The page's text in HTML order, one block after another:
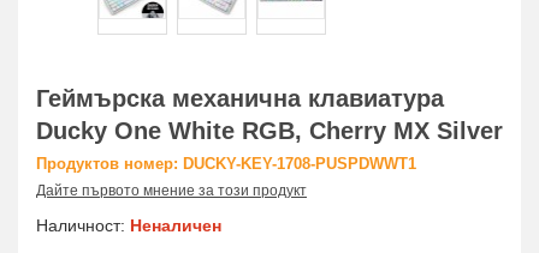
Геймърскa механична клавиатура
Ducky One White RGB, Cherry MX Silver
Продуктов номер: DUCKY-KEY-1708-PUSPDWWT1
Дайте първото мнение за този продукт
Наличност: Неналичен